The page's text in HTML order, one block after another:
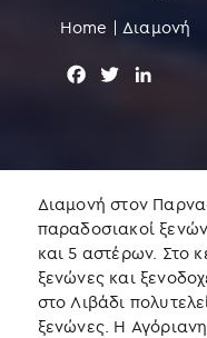
Home | Διαμονή
b
o
o
k
t
e
r
e
d
n
Διαμονή στον
παραδοσιακοί
και 5 αστέρων. Στο
ξενώνες και
στο Λιβάδι
ξενώνες. Η